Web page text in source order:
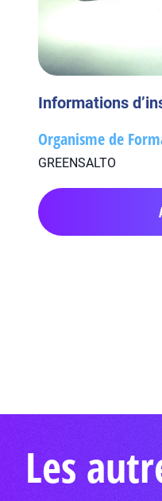
Informations
Organisme de
GREENSALTO
Les